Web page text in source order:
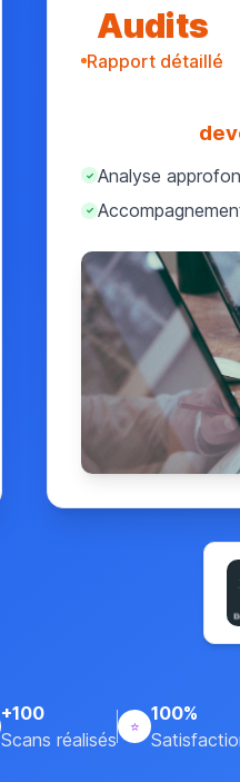
Audits
Rapport détaillé
✓ Analyse
✓
+100
Scans réalisés
⭐
100%